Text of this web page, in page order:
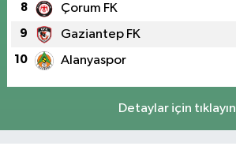
8 Çorum FK
9 Gaziantep FK
10 Alanyaspor
Detaylar için tıklayın